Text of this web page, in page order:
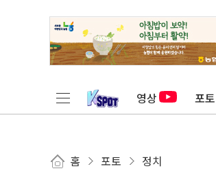
영상 포토
홈 포토 정치